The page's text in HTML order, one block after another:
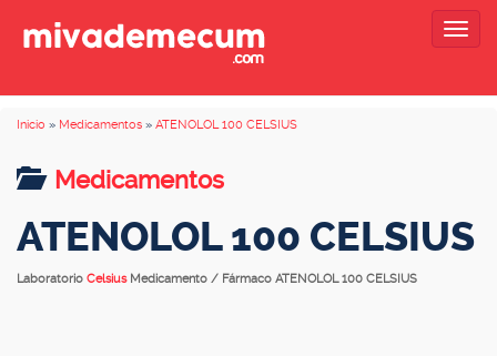
Inicio » Medicamentos » ATENOLOL 100 CELSIUS
Medicamentos
ATENOLOL 100 CELSIUS
Laboratorio Celsius Medicamento / Fármaco ATENOLOL 100 CELSIUS